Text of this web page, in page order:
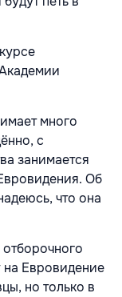
много
с
занимается
Об
что она
на Евровидение
но только в